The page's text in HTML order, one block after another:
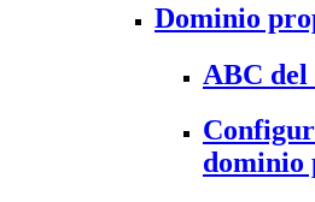
Dominio
ABC
dominio